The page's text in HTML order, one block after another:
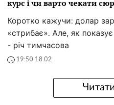
курс і чи варто чекати
Коротко кажучи: долар
«стрибає». Але, як
- річ тимчасова
19:50 18.02